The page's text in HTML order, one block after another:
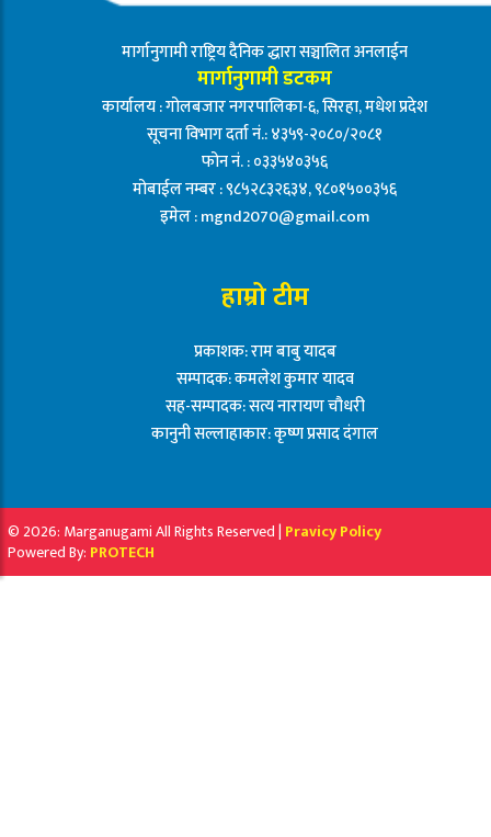
मार्गानुगामी राष्ट्रिय दैनिक द्धारा सञ्चालित अनलाईन
मार्गानुगामी डटकम
कार्यालय : गोलबजार नगरपालिका-६, सिरहा, मधेश प्रदेश
सूचना विभाग दर्ता नं.: ४३५९-२०८०/२०८१
फोन नं. : ०३३५४०३५६
मोबाईल नम्बर : ९८५२८३२६३४, ९८०१५००३५६
इमेल :mgnd2070@gmail.com
हाम्रो टीम
प्रकाशक: राम बाबु यादब
सम्पादक: कमलेश कुमार यादव
सह-सम्पादक: सत्य नारायण चौधरी
कानुनी सल्लाहाकार: कृष्ण प्रसाद दंगाल
© 2026: Marganugami All Rights Reserved | Pravicy Policy
Powered By: PROTECH